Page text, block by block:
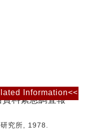
料緊急調査報
究所, 1978.
Information<<